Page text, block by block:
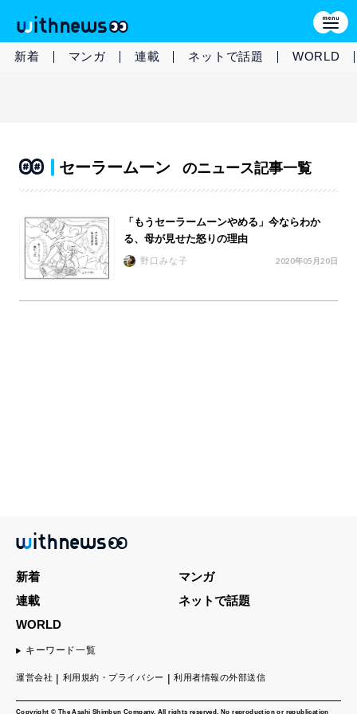
新着 マンガ 連載 ネットで話題 WORLD
セーラームーン のニュース記事一覧
「もうセーラームーンやめる」今ならわか
る、母が見せた怒りの理由
野口みな子 2020年05月20日
Copyright © The Asahi Shimbun Company. All rights reserved. No reproduction or republication
新着
マンガ
連載
ネットで話題
WORLD
キーワード一覧
運営会社 利用規約・プライバシー 利用者情報の外部送信